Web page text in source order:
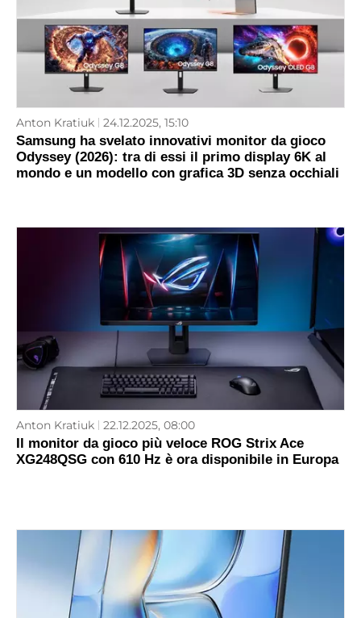
Anton Kratiuk 24.12.2025, 15:10
Samsung ha svelato innovativi monitor da gioco
Odyssey (2026): tra di essi il primo display 6K al
mondo e un modello con grafica 3D senza occhiali
Anton Kratiuk 22.12.2025, 08:00
Il monitor da gioco più veloce ROG Strix Ace
XG248QSG con 610 Hz è ora disponibile in Europa